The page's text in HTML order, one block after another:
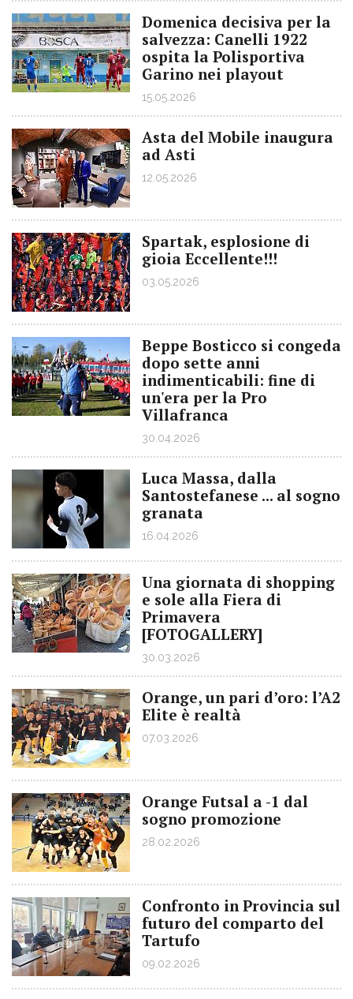
Domenica decisiva per la
salvezza: Canelli 1922
ospita la Polisportiva
Garino nei playout
15.05.2026
Asta del Mobile inaugura
ad Asti
12.05.2026
Spartak, esplosione di
gioia Eccellente!!!
03.05.2026
Beppe Bosticco si congeda
dopo sette anni
indimenticabili: fine di
un'era per la Pro
Villafranca
30.04.2026
Luca Massa, dalla
Santostefanese ... al sogno
granata
16.04.2026
Una giornata di shopping
e sole alla Fiera di
Primavera
[FOTOGALLERY]
30.03.2026
Orange, un pari d’oro: l’A2
Elite è realtà
07.03.2026
Orange Futsal a -1 dal
sogno promozione
28.02.2026
Confronto in Provincia sul
futuro del comparto del
Tartufo
09.02.2026